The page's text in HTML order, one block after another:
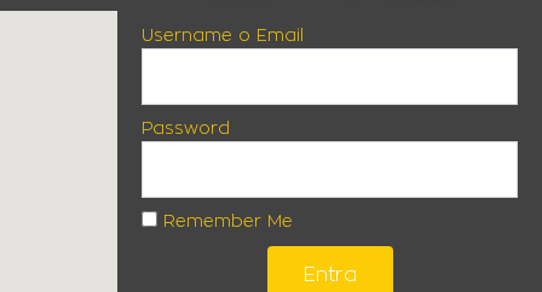
Username o Email
Password
Remember Me
Entra